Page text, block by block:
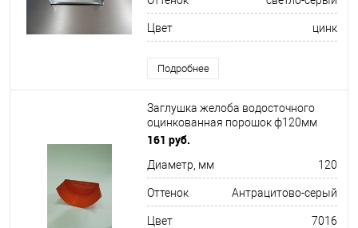
Цвет цинк
Подробнее
Заглушка желоба водосточного
оцинкованная порошок ф120мм
RAL 7016
161 руб.
Диаметр, мм 120
Оттенок Антрацитово-серый
Цвет 7016